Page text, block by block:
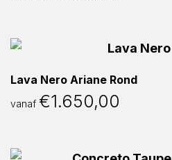
Lava Nero Ariane Rond
vanaf €1.650,00